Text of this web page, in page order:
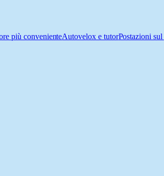
più convenienteAutovelox e tutorPostazioni